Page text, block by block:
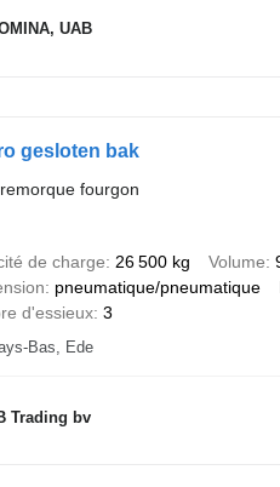
UAB
gesloten bak
fourgon
de charge 26 500 kg Volume
pneumatique/pneumatique
d'essieux 3
Bas, Ede
Trading bv